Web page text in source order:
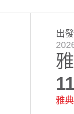
出發
雅